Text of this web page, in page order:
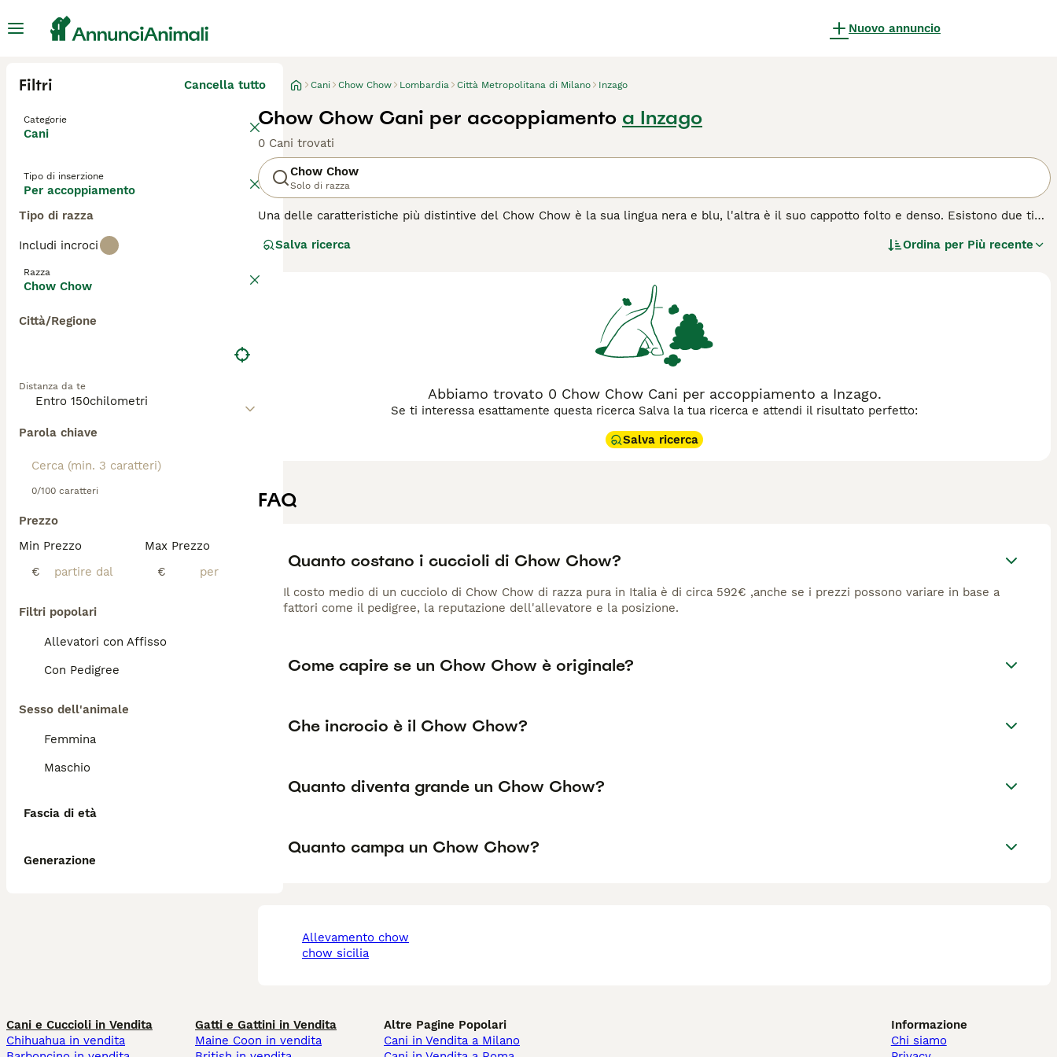
Nuovo annuncio
Filtri Cancella tutto
Categorie
Cani
Tipo di inserzione
Per accoppiamento
Tipo di razza
Includi incroci
Razza
Chow Chow
Città/Regione
Distanza da te
Parola chiave
0/100 caratteri
Prezzo
Min Prezzo
€
Max Prezzo
€
Filtri popolari
Allevatori con Affisso
Con Pedigree
Sesso dell'animale
Femmina
Maschio
Fascia di età
Generazione
Cani Chow Chow Lombardia Città Metropolitana di Milano Inzago
Chow Chow Cani per accoppiamento a Inzago
0 Cani trovati
Chow Chow
Solo di razza
Una delle caratteristiche più distintive del Chow Chow è la sua lingua nera e blu, l'altra è il suo cappotto folto e denso. Esistono due tipi
dei loro proprietari e soprattutto di una persona specifica all'interno della famiglia.
Leggi la
Salva ricerca Ordina per Più recente
Abbiamo trovato 0 Chow Chow Cani per accoppiamento a Inzago.
Se ti interessa esattamente questa ricerca Salva la tua ricerca e attendi il risultato perfetto:
Salva ricerca
FAQ
Quanto costano i cuccioli di Chow Chow?
Il costo medio di un cucciolo di Chow Chow di razza pura in Italia è di circa 592€ ,anche se i prezzi possono variare in base a
fattori come il pedigree, la reputazione dell'allevatore e la posizione.
Come capire se un Chow Chow è originale?
Che incrocio è il Chow Chow?
Quanto diventa grande un Chow Chow?
Quanto campa un Chow Chow?
allevamento chow
chow sicilia
Cani e Cuccioli in Vendita
Chihuahua in vendita
Gatti e Gattini in Vendita
Maine Coon in vendita
Altre Pagine Popolari
Cani in Vendita a Milano
Informazione
Chi siamo